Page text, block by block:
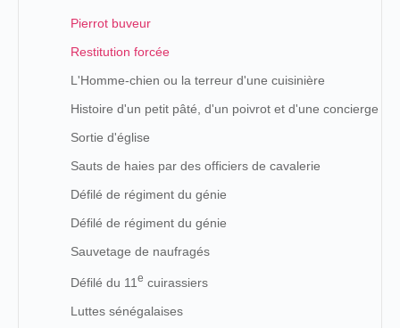
Pierrot buveur
Restitution forcée
L'Homme-chien ou la terreur d'une cuisinière
Histoire d'un petit pâté, d'un poivrot et d'une concierge
Sortie d'église
Sauts de haies par des officiers de cavalerie
Défilé de régiment du génie
Défilé de régiment du génie
Sauvetage de naufragés
Défilé du 11 e cuirassiers
Luttes sénégalaises